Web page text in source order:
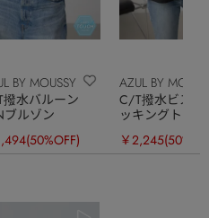
BY MOUSSY
水バルーン
ルゾン
(50%OFF)
AZUL BY
C/T撥水ビスチ
ッキングトッ
￥2,245